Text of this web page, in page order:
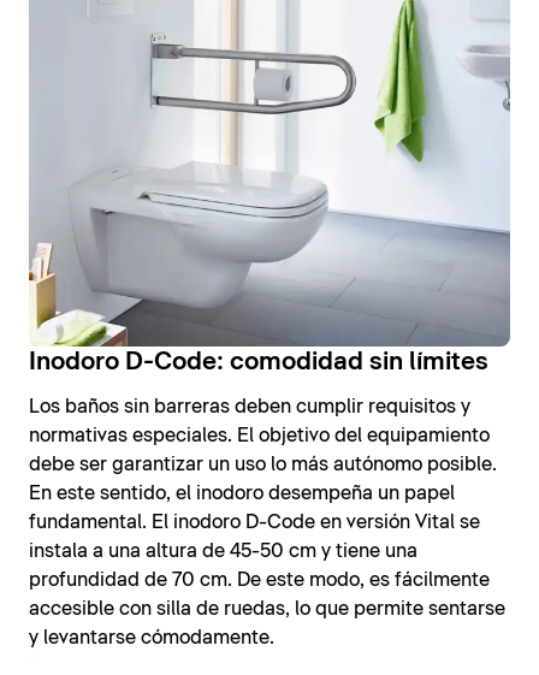
Inodoro D-Code: comodidad sin límites
Los baños sin barreras deben cumplir requisitos y
normativas especiales. El objetivo del equipamiento
debe ser garantizar un uso lo más autónomo posible.
En este sentido, el inodoro desempeña un papel
fundamental. El inodoro D-Code en versión Vital se
instala a una altura de 45-50 cm y tiene una
profundidad de 70 cm. De este modo, es fácilmente
accesible con silla de ruedas, lo que permite sentarse
y levantarse cómodamente.